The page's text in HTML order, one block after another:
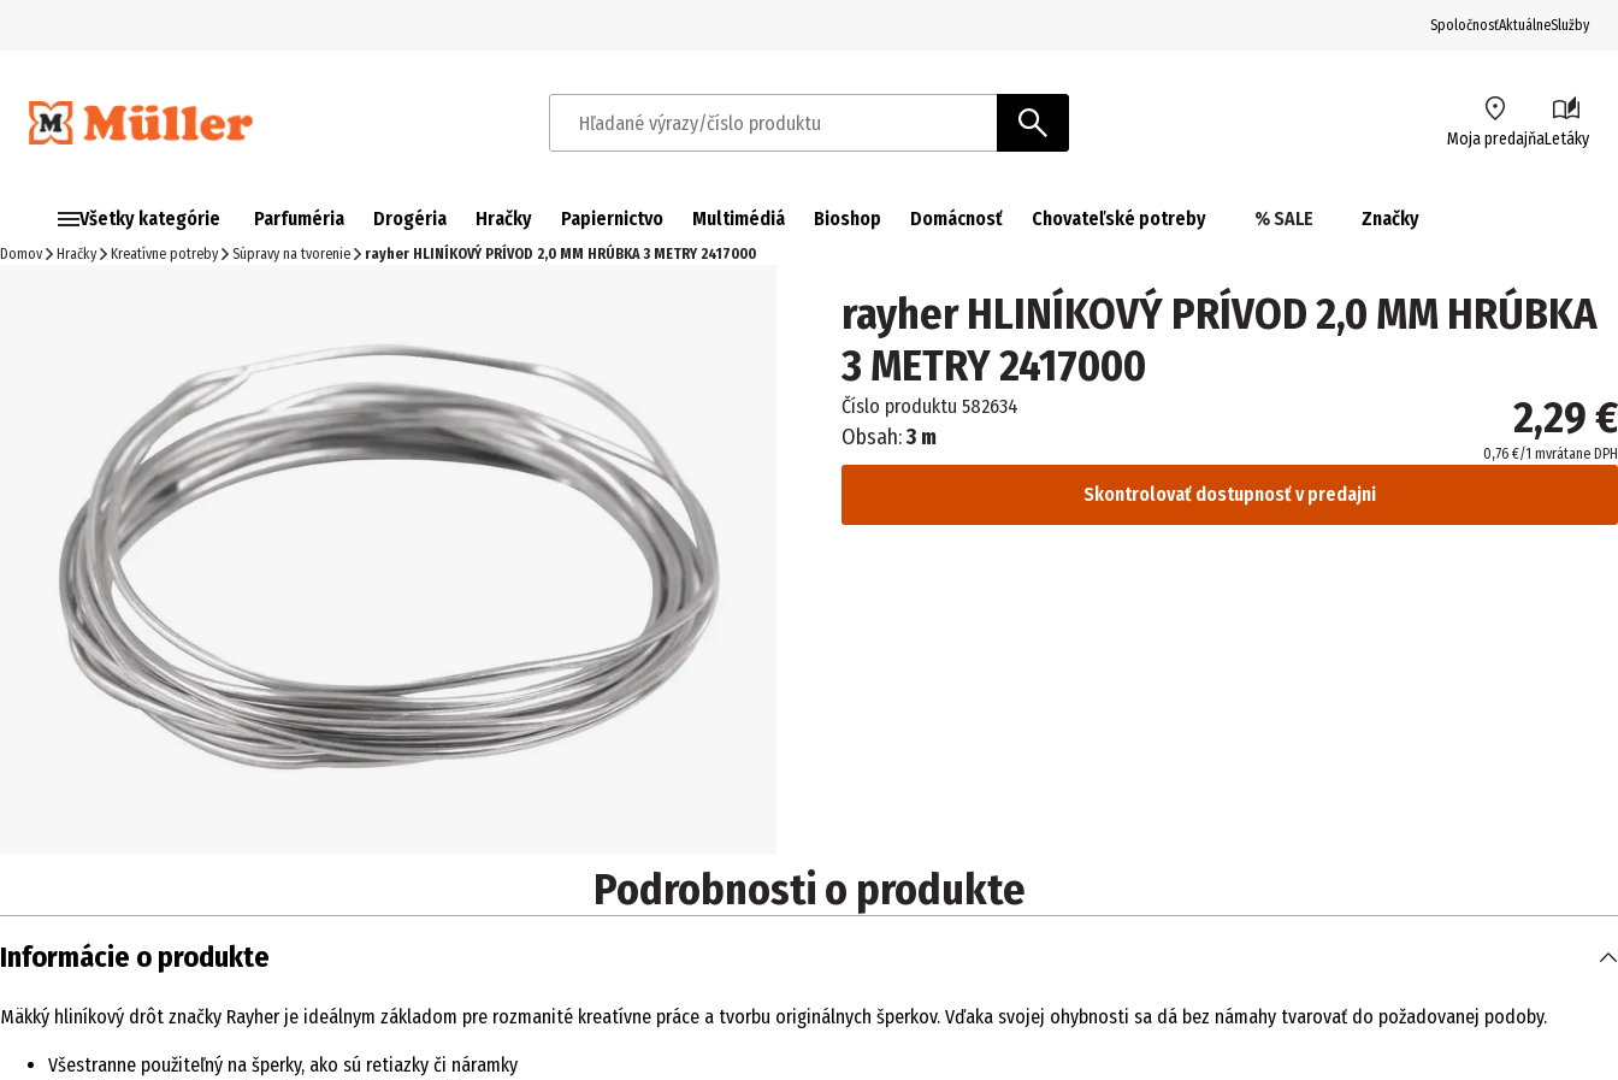
SpoločnosťAktuálneSlužby
Hľadané výrazy/číslo produktu Moja predajňaLetáky
Všetky kategórie Parfuméria Drogéria Hračky Papiernictvo Multimédiá Bioshop Domácnosť Chovateľské potreby % SALE Značky
Domov Hračky Kreatívne potreby Súpravy na tvorenie rayher HLINÍKOVÝ PRÍVOD 2,0 MM HRÚBKA 3 METRY 2417000
rayher HLINÍKOVÝ PRÍVOD 2,0 MM HRÚBKA
3 METRY 2417000
Číslo produktu 582634
Obsah:3 m 2,29 €
0,76 €/1 mvrátane DPH
Skontrolovať dostupnosť v predajni
Podrobnosti o produkte
Informácie o produkte
Mäkký hliníkový drôt značky Rayher je ideálnym základom pre rozmanité kreatívne práce a tvorbu originálnych šperkov. Vďaka svojej ohybnosti sa dá bez námahy tvarovať do požadovanej podoby.
Všestranne použiteľný na šperky, ako sú retiazky či náramky